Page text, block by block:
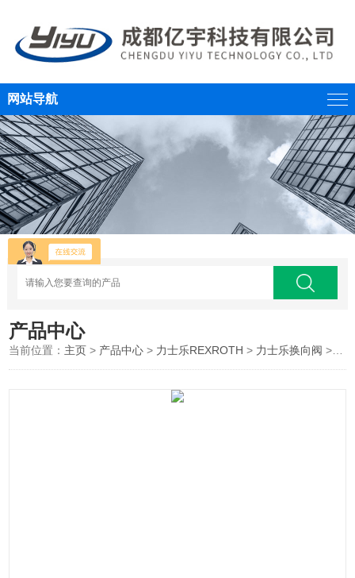
网站导航
产品中心
当前位置： 主页 > 产品中心 > 力士乐REXROTH > 力士乐换向阀 >船舶系列REXROTH力士乐电磁换向阀